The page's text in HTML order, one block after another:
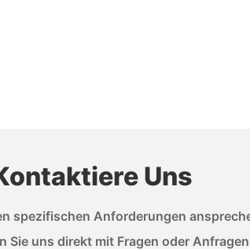
Uns
Anforderungen
Sie uns direkt mit Fragen oder